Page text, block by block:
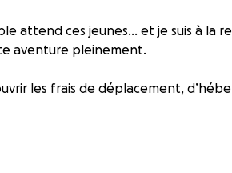
attend ces jeunes… et je suis à la
aventure pleinement.
les frais de déplacement,
ou grande, fait une vraie